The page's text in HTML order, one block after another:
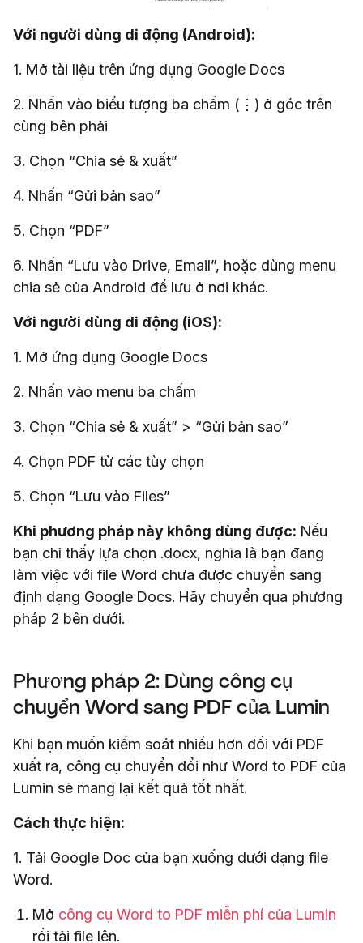
Với người dùng di động (Android):
1. Mở tài liệu trên ứng dụng Google Docs
2. Nhấn vào biểu tượng ba chấm (⋮) ở góc trên
cùng bên phải
3. Chọn “Chia sẻ & xuất”
4. Nhấn “Gửi bản sao”
5. Chọn “PDF”
6. Nhấn “Lưu vào Drive, Email”, hoặc dùng menu
chia sẻ của Android để lưu ở nơi khác.
Với người dùng di động (iOS):
1. Mở ứng dụng Google Docs
2. Nhấn vào menu ba chấm
3. Chọn “Chia sẻ & xuất” > “Gửi bản sao”
4. Chọn PDF từ các tùy chọn
5. Chọn “Lưu vào Files”
Khi phương pháp này không dùng được: Nếu
bạn chỉ thấy lựa chọn .docx, nghĩa là bạn đang
làm việc với file Word chưa được chuyển sang
định dạng Google Docs. Hãy chuyển qua phương
pháp 2 bên dưới.
Phương pháp 2: Dùng công cụ
chuyển Word sang PDF của Lumin
Khi bạn muốn kiểm soát nhiều hơn đối với PDF
xuất ra, công cụ chuyển đổi như Word to PDF của
Lumin sẽ mang lại kết quả tốt nhất.
Cách thực hiện:
1. Tải Google Doc của bạn xuống dưới dạng file
Word.
Mở công cụ Word to PDF miễn phí của Lumin
rồi tải file lên.